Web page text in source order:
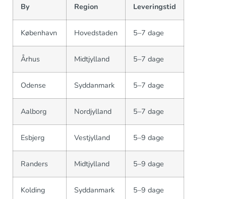
By Region Leveringstid
København Hovedstaden 5–7 dage
Århus Midtjylland 5–7 dage
Odense Syddanmark 5–7 dage
Aalborg Nordjylland 5–7 dage
Esbjerg Vestjylland 5–9 dage
Randers Midtjylland 5–9 dage
Kolding Syddanmark 5–9 dage